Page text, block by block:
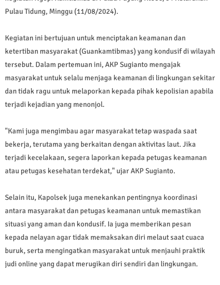
Pulau Tidung, Minggu (11/08/2024).
Kegiatan ini bertujuan untuk menciptakan keamanan dan
ketertiban masyarakat (Guankamtibmas) yang kondusif di wilayah
tersebut. Dalam pertemuan ini, AKP Sugianto mengajak
masyarakat untuk selalu menjaga keamanan di lingkungan sekitar
dan tidak ragu untuk melaporkan kepada pihak kepolisian apabila
terjadi kejadian yang menonjol.
"Kami juga mengimbau agar masyarakat tetap waspada saat
bekerja, terutama yang berkaitan dengan aktivitas laut. Jika
terjadi kecelakaan, segera laporkan kepada petugas keamanan
atau petugas kesehatan terdekat," ujar AKP Sugianto.
Selain itu, Kapolsek juga menekankan pentingnya koordinasi
antara masyarakat dan petugas keamanan untuk memastikan
situasi yang aman dan kondusif. Ia juga memberikan pesan
kepada nelayan agar tidak memaksakan diri melaut saat cuaca
buruk, serta mengingatkan masyarakat untuk menjauhi praktik
judi online yang dapat merugikan diri sendiri dan lingkungan.